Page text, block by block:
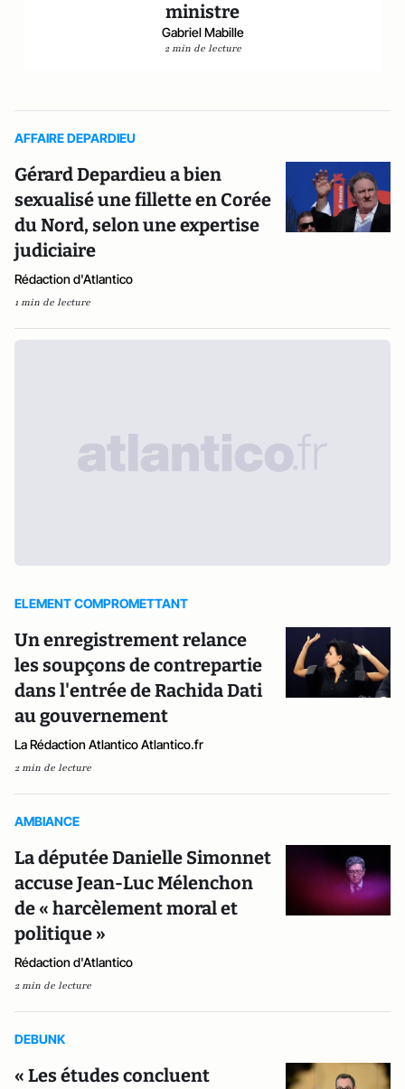
ministre
Gabriel Mabille
2 min de lecture
AFFAIRE DEPARDIEU
Gérard Depardieu a bien
sexualisé une fillette en Corée
du Nord, selon une expertise
judiciaire
Rédaction d'Atlantico
1 min de lecture
ELEMENT COMPROMETTANT
Un enregistrement relance
les soupçons de contrepartie
dans l'entrée de Rachida Dati
au gouvernement
La Rédaction Atlantico Atlantico.fr
2 min de lecture
AMBIANCE
La députée Danielle Simonnet
accuse Jean-Luc Mélenchon
de « harcèlement moral et
politique »
Rédaction d'Atlantico
2 min de lecture
DEBUNK
« Les études concluent